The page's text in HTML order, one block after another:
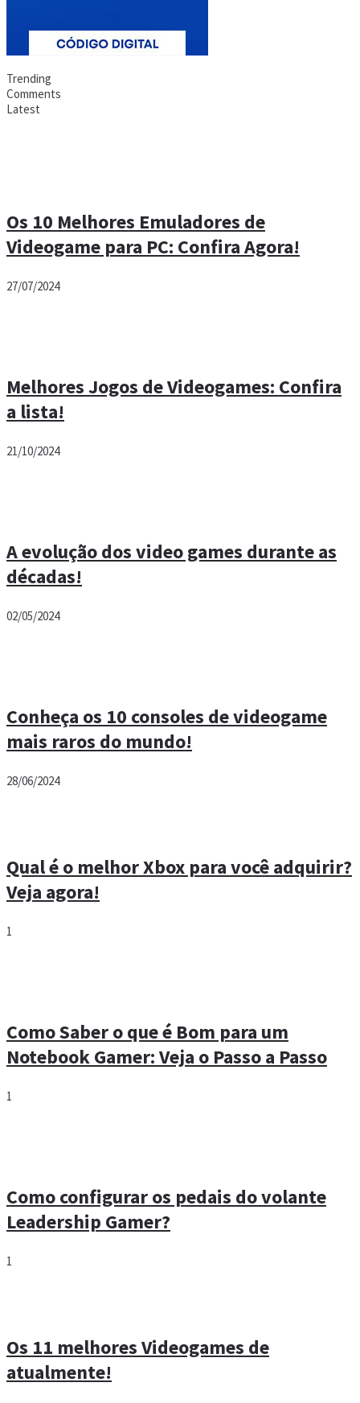
Trending
Comments
Latest
Os 10 Melhores Emuladores de
Videogame para PC: Confira Agora!
27/07/2024
Melhores Jogos de Videogames: Confira
a lista!
21/10/2024
A evolução dos video games durante as
décadas!
02/05/2024
Conheça os 10 consoles de videogame
mais raros do mundo!
28/06/2024
Qual é o melhor Xbox para você adquirir?
Veja agora!
1
Como Saber o que é Bom para um
Notebook Gamer: Veja o Passo a Passo
1
Como configurar os pedais do volante
Leadership Gamer?
1
Os 11 melhores Videogames de
atualmente!